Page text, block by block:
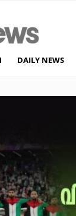
DAILY NEWS